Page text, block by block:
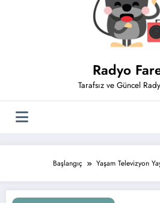
Radyo
Tarafsız ve Güncel
Başlangıç Yaşam Televizyon